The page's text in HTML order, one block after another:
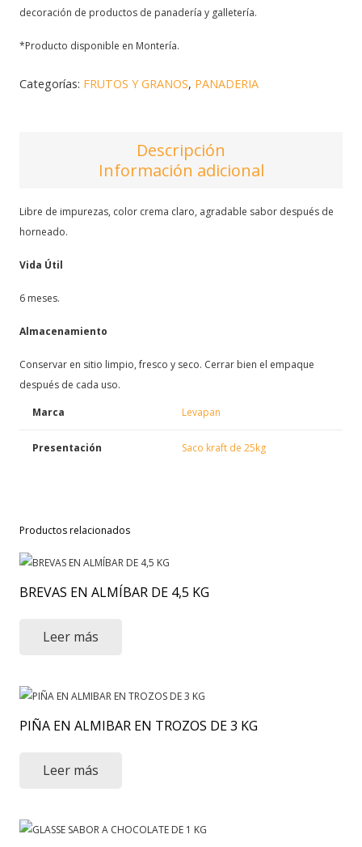
decoración de productos de panadería y galletería.
*Producto disponible en Montería.
Categorías: FRUTOS Y GRANOS, PANADERIA
Descripción
Información adicional
Libre de impurezas, color crema claro, agradable sabor después de
horneado.
Vida Útil
6 meses.
Almacenamiento
Conservar en sitio limpio, fresco y seco. Cerrar bien el empaque
después de cada uso.
Marca
Levapan
Presentación Saco kraft de 25kg
Productos relacionados
BREVAS EN ALMÍBAR DE 4,5 KG
Leer más
PIÑA EN ALMIBAR EN TROZOS DE 3 KG
Leer más